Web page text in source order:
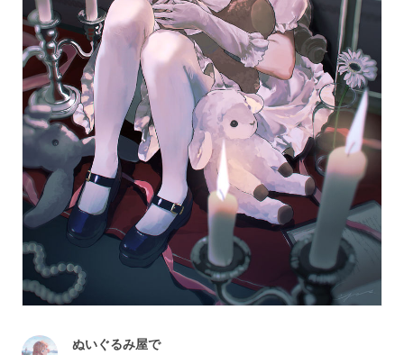
ぬいぐるみ屋で